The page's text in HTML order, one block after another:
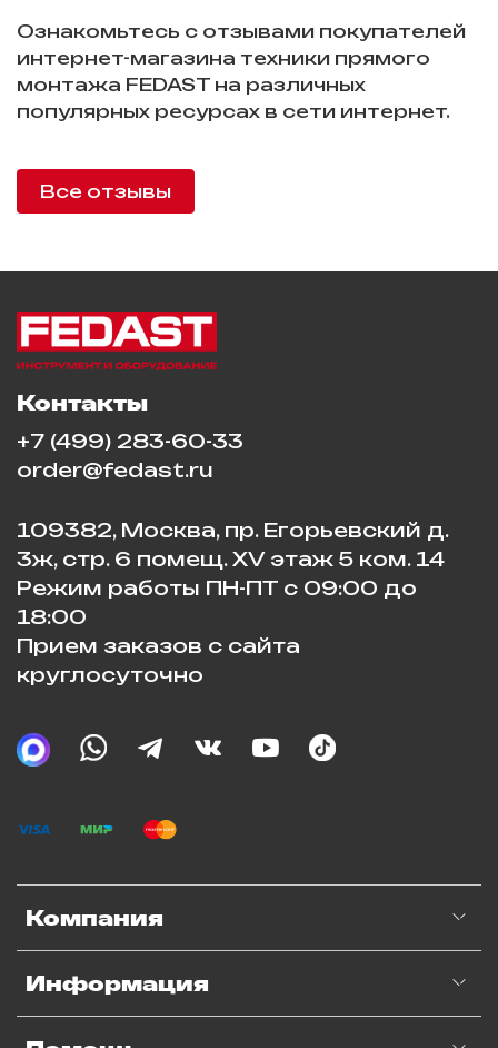
Ознакомьтесь с отзывами покупателей
интернет-магазина техники прямого
монтажа FEDAST на различных
популярных ресурсах в сети интернет.
Все отзывы
Компания
Информация
Контакты
+7 (499) 283-60-33
order@fedast.ru
109382, Москва, пр. Егорьевский д.
3ж, стр. 6 помещ. XV этаж 5 ком. 14
Режим работы ПН-ПТ с 09:00 до
18:00
Прием заказов с сайта
круглосуточно